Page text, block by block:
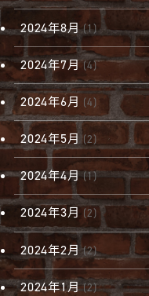
2024年8月(1)
2024年7月(4)
2024年6月 (4)
2024年5月 (2)
2024年4月(1)
2024年3月 (2)
2024年2月(2)
2024年1月(2)